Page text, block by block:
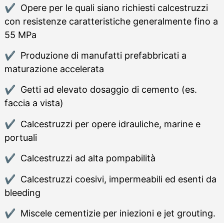
Opere per le quali siano richiesti calcestruzzi
con resistenze caratteristiche generalmente fino a
55 MPa
Produzione di manufatti prefabbricati a
maturazione accelerata
Getti ad elevato dosaggio di cemento (es.
faccia a vista)
Calcestruzzi per opere idrauliche, marine e
portuali
Calcestruzzi ad alta pompabilità
Calcestruzzi coesivi, impermeabili ed esenti da
bleeding
Miscele cementizie per iniezioni e jet grouting.